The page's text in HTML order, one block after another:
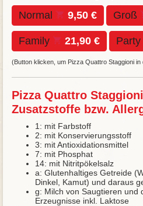
Normal
9,50 € Groß
Family 21,90 € Party
(Button klicken, um Pizza Quattro Staggioni
Pizza Quattro
Zusatzstoffe bzw.
1: mit Farbstoff
2: mit Konservierungsstoff
3: mit Antioxidationsmittel
7: mit Phosphat
14: mit Nitritpökelsalz
a: Glutenhaltiges Getreide
Dinkel, Kamut) und daraus
g: Milch von Saugtieren und
Erzeugnisse inkl. Laktose